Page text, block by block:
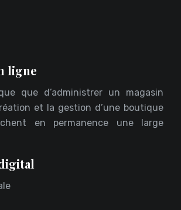
ligne
que d’administrer un magasin
et la gestion d’une boutique
en permanence une large